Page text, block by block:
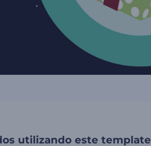
utilizando este template